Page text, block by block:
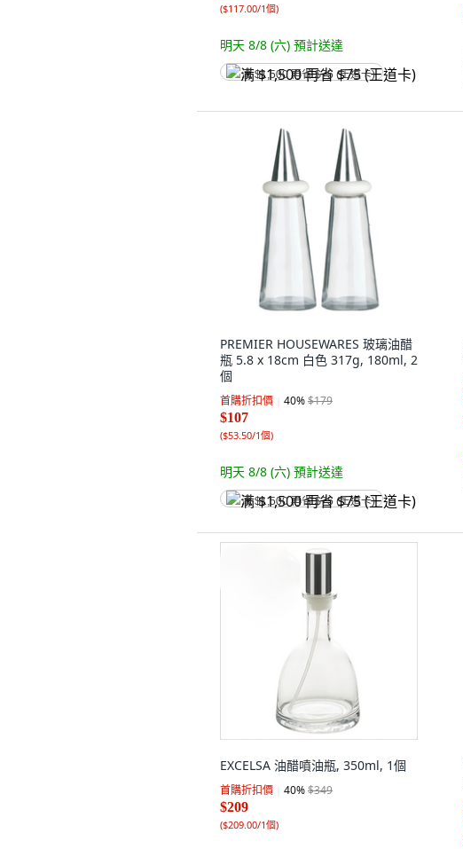
($117.00/1個)
明天 8/8 (六) 預計送達
满 $1,500 再省 $75 (王道卡)
PREMIER HOUSEWARES 玻璃油醋
瓶 5.8 x 18cm 白色 317g, 180ml, 2
個
首購折扣價 40%$179
$107
($53.50/1個)
明天 8/8 (六) 預計送達
满 $1,500 再省 $75 (王道卡)
EXCELSA 油醋噴油瓶, 350ml, 1個
首購折扣價 40%$349
$209
($209.00/1個)